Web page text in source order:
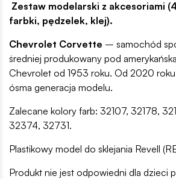
Zestaw modelarski z akcesoriami
farbki, pędzelek, klej).
Chevrolet Corvette – samochód
średniej produkowany pod
Chevrolet od 1953 roku. Od 2020
ósma generacja modelu.
Zalecane kolory farb: 32107, 32178,
32374, 32731.
Plastikowy model do sklejania Revell
Produkt nie jest odpowiedni dla dzieci